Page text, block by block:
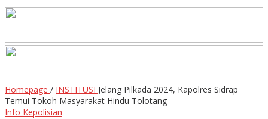
Homepage / INSTITUSI Jelang Pilkada 2024, Kapolres Sidrap
Temui Tokoh Masyarakat Hindu Tolotang
Info Kepolisian